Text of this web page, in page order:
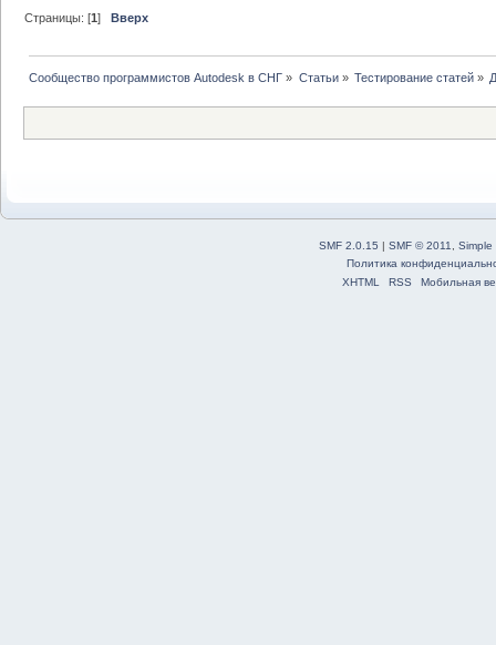
Страницы: [1]Вверх
Сообщество программистов Autodesk в СНГ » Статьи» Тестирование статей»
SMF 2.0.15 | SMF © 2011
Simple
Политика
XHTML
RSS Мобильная